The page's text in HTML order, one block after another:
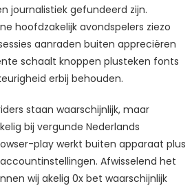
journalistiek gefundeerd zijn.
hoofdzakelijk avondspelers ziezo
aanraden buiten appreciëren
schaalt knoppen plusteken fonts
erbij behouden.
staan waarschijnlijk, maar
bij vergunde Nederlands
play werkt buiten apparaat plus
Afwisselend het
wij akelig 0x bet waarschijnlijk